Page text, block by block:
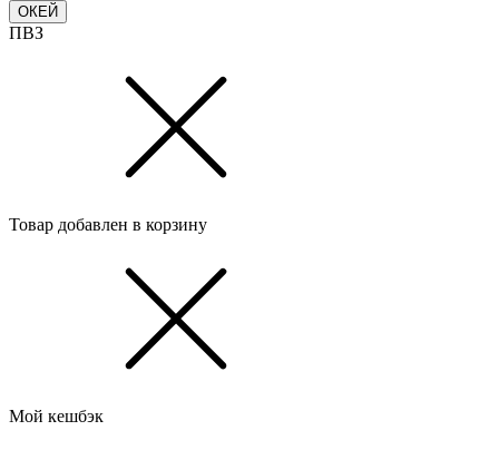
ОКЕЙ
ПВЗ
Товар добавлен в корзину
Мой кешбэк